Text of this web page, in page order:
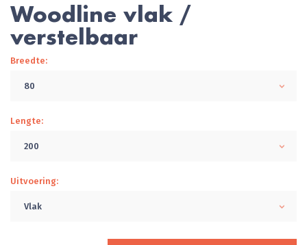
Woodline vlak /
verstelbaar
Breedte:
80
Lengte:
200
Uitvoering:
Vlak